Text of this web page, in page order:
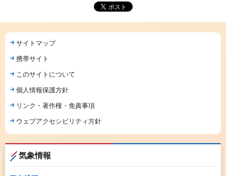
サイトマップ
携帯サイト
このサイトについて
個人情報保護方針
リンク・著作権・免責事項
ウェブアクセシビリティ方針
気象情報